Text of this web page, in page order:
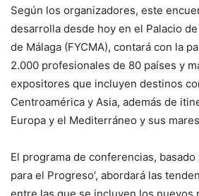
Según los organizadores, este
desarrolla desde hoy en el Palacio
de Málaga (FYCMA), contará con la
2.000 profesionales de 80 países y
expositores que incluyen destinos
Centroamérica y Asia, además de
Europa y el Mediterráneo y sus
El programa de conferencias, basado
para el Progreso’, abordará las